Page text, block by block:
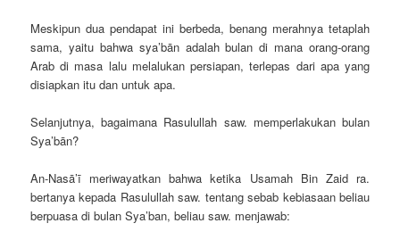
Meskipun dua pendapat ini berbeda, benang merahnya tetaplah
sama, yaitu bahwa sya’bān adalah bulan di mana orang-orang
Arab di masa lalu melalukan persiapan, terlepas dari apa yang
disiapkan itu dan untuk apa.
Selanjutnya, bagaimana Rasulullah saw. memperlakukan bulan
Sya’bān?
An-Nasā’ī meriwayatkan bahwa ketika Usamah Bin Zaid ra.
bertanya kepada Rasulullah saw. tentang sebab kebiasaan beliau
berpuasa di bulan Sya’ban, beliau saw. menjawab: